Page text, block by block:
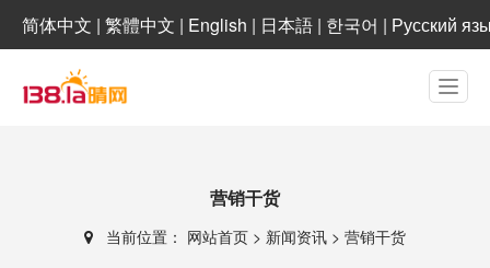
简体中文 | 繁體中文 | English | 日本語 | 한국어 | Русский
营销干货
当前位置： 网站首页 > 新闻资讯 > 营销干货